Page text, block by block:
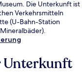
Die Unterkunft ist
Verkehrsmitteln
(U-Bahn-Station
Unterkunft